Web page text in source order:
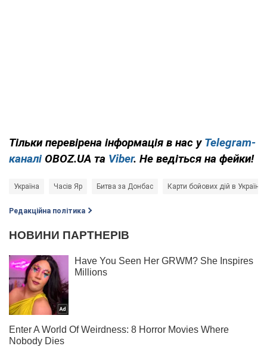
Тільки перевірена інформація в нас у Telegram-
каналі OBOZ.UA та Viber. Не ведіться на фейки!
Україна Часів Яр Битва за Донбас Карти бойових дій в Україні
Редакційна політика